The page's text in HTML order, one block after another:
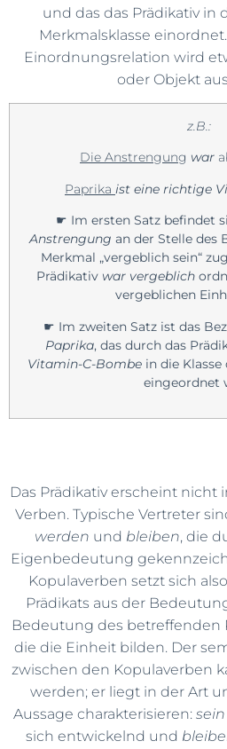
und das das Prädikativ in
Merkmalsklasse
Einordnungsrelation wird
oder Objekt
z.B.:
Die Anstrengung war
Paprika ist eine richtige
☛ Im ersten Satz befindet
Anstrengung an der Stelle des
Merkmal „vergeblich sein“
Prädikativ war vergeblich
vergeblichen
☛ Im zweiten Satz ist das
Paprika, das durch das
Vitamin-C-Bombein die Klasse
eingeordnet
Das Prädikativ erscheint
Verben. Typische Vertreter
werden und bleiben, die
Eigenbedeutung
Kopulaverben setzt sich
Prädikats aus der
Bedeutung des betreffenden
die die Einheit bilden. Der
zwischen den Kopulaverben
werden; er liegt in der Art
Aussage charakterisieren: sein
sich entwickelnd und